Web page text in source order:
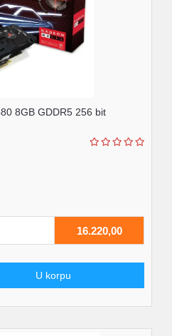
8GB GDDR5 256 bit
16.220,00
U korpu